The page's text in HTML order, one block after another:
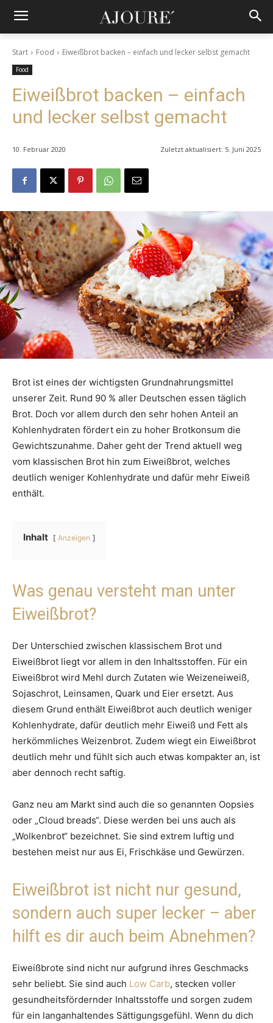
Start Food Eiweißbrot backen – einfach und lecker selbst gemacht
Food
Eiweißbrot backen – einfach
und lecker selbst gemacht
10. Februar 2020 Zuletzt aktualisiert: 5. Juni 2025
Brot ist eines der wichtigsten Grundnahrungsmittel
unserer Zeit. Rund 90 % aller Deutschen essen täglich
Brot. Doch vor allem durch den sehr hohen Anteil an
Kohlenhydraten fördert ein zu hoher Brotkonsum die
Gewichtszunahme. Daher geht der Trend aktuell weg
vom klassischen Brot hin zum Eiweißbrot, welches
deutlich weniger Kohlenhydrate und dafür mehr Eiweiß
enthält.
Inhalt Anzeigen
Was genau versteht man unter
Eiweißbrot?
Der Unterschied zwischen klassischem Brot und
Eiweißbrot liegt vor allem in den Inhaltsstoffen. Für ein
Eiweißbrot wird Mehl durch Zutaten wie Weizeneiweiß,
Sojaschrot, Leinsamen, Quark und Eier ersetzt. Aus
diesem Grund enthält Eiweißbrot auch deutlich weniger
Kohlenhydrate, dafür deutlich mehr Eiweiß und Fett als
herkömmliches Weizenbrot. Zudem wiegt ein Eiweißbrot
deutlich mehr und fühlt sich auch etwas kompakter an, ist
aber dennoch recht saftig.
Ganz neu am Markt sind auch die so genannten Oopsies
oder „Cloud breads“. Diese werden bei uns auch als
„Wolkenbrot“ bezeichnet. Sie sind extrem luftig und
bestehen meist nur aus Ei, Frischkäse und Gewürzen.
Eiweißbrot ist nicht nur gesund,
sondern auch super lecker – aber
hilft es dir auch beim Abnehmen?
Eiweißbrote sind nicht nur aufgrund ihres Geschmacks
sehr beliebt. Sie sind auch Low Carb, stecken voller
gesundheitsfördernder Inhaltsstoffe und sorgen zudem
für ein langanhaltendes Sättigungsgefühl. Wenn du dich